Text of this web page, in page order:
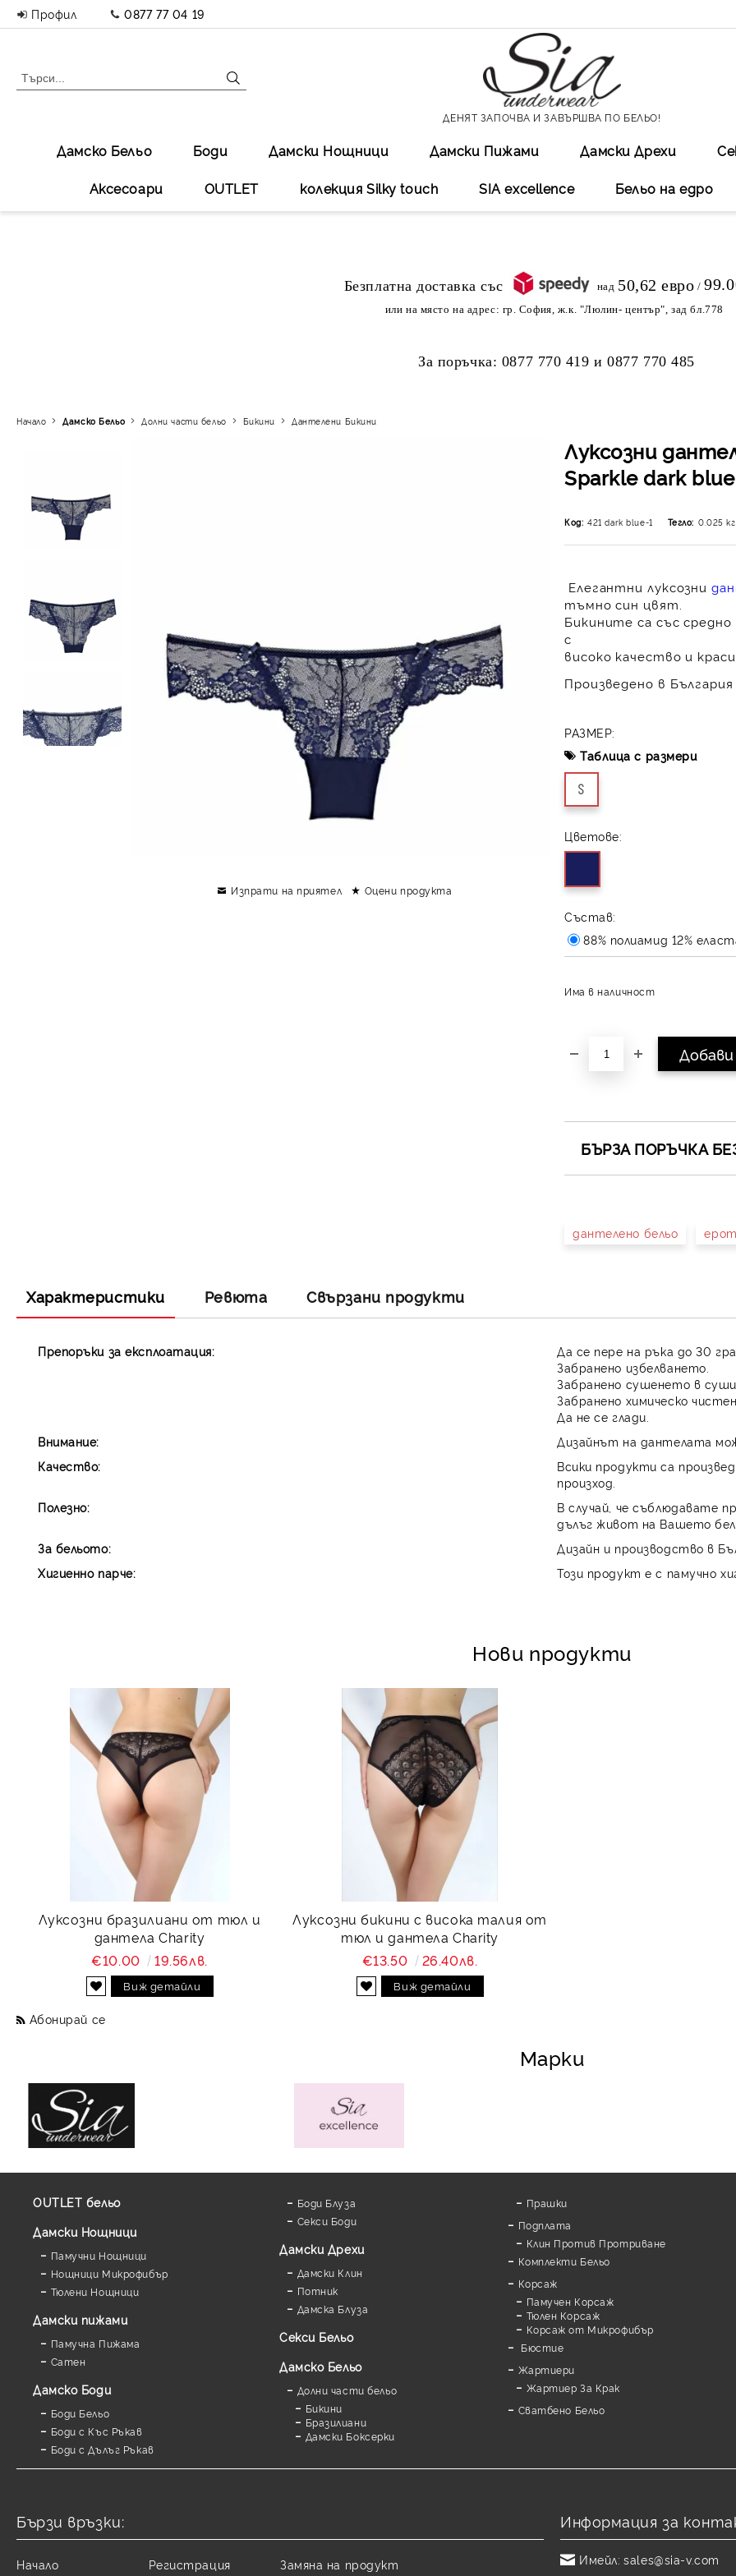
Профил 0877 77 04 19
ДЕНЯТ ЗАПОЧВА И ЗАВЪРШВА ПО БЕЛЬО!
Дамско Бельо Боди Дамски Нощници Дамски Пижами Дамски Дрехи
Аксесоари OUTLET колекция Silky touch SIA excellеnce Бельо на едро
над 50,62 евро /
или на място на адрес: гр. София, ж.к. "Люлин- център", зад бл.778
За поръчка: 0877 770 419 и0877 770 485
Начало Дамско Бельо Долни части бельо Бикини Дантелени Бикини
Луксозни
Sparkle dark blue
Код: 421 dark blue-1 Тегло: 0.025 кг
Елегантни луксозни
тъмно син цвят.
Бикините са със
с
високо качество и
Произведено в
РАЗМЕР:
Таблица с размери
S
Цветове:
Състав:
88% полиамид 12%
Има в наличност
БЪРЗА ПОРЪЧКА
дантелено бельо
Изпрати на приятел Оцени продукта
Характеристики Ревюта Свързани продукти
Препоръки за експлоатация:
Да се пере на ръка до 30
Забранено избелването.
Забранено сушенето в
Забранено химическо
Да не се глади.
Внимание:
Дизайнът на дантелата
Качество:
Всики продукти са
произход.
Полезно:
В случай, че съблюдавате
дълъг живот на Вашето
За бельото:
Дизайн и производство в
Хигиенно парче:
Този продукт е с памучно
Нови продукти
Луксозни бразилиани от тюл и
дантела Charity
€10.00
19.56лв.
Виж детайли
Луксозни бикини с висока талия от
тюл и дантела Charity
€13.50
26.40лв.
Виж детайли
Абонирай се
Марки
OUTLET бельо
Дамски Нощници
Памучни Нощници
Нощници Микрофибър
Тюлени Нощници
Дамски пижами
Памучна Пижама
Сатен
Дамскo Боди
Боди Бельо
Боди с Къс Ръкав
Боди с Дълъг Ръкав
Боди Блуза
Секси Боди
Дамски Дрехи
Дамски Клин
Потник
Дамска Блуза
Секси Бельо
Дамско Бельо
Долни части бельо
Бикини
Бразилиани
Дамски Боксерки
Прашки
Подплата
Клин Против Протриване
Комплекти Бельо
Корсаж
Памучен Корсаж
Тюлен Корсаж
Корсаж от Микрофибър
Бюстие
Жартиери
Жартиер За Крак
Сватбено Бельо
Бързи връзки:
Начало Регистрация Замяна на продукт
Информация за
Имейл: sales@sia-v.com